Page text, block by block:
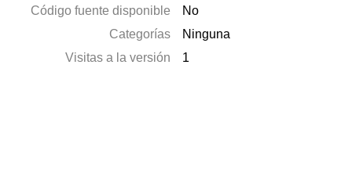
Código fuente disponible
No
Categorías
Ninguna
Visitas a la versión
1